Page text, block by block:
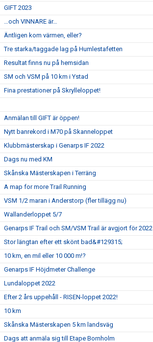
GIFT 2023
…och VINNARE är…
Äntligen kom värmen, eller?
Tre starka/taggade lag på Humlestafetten
Resultat finns nu på hemsidan
SM och VSM på 10 km i Ystad
Fina prestationer på Skrylleloppet!
Anmälan till GIFT är öppen!
Nytt banrekord i M70 på Skanneloppet
Klubbmästerskap i Genarps IF 2022
Dags nu med KM
Skånska Mästerskapen i Terräng
A map for more Trail Running
VSM 1/2 maran i Anderstorp (fler tillägg nu)
Wallanderloppet 5/7
Genarps IF Trail och SM/VSM Trail är avgjort för 2022
Stor längtan efter ett skönt bad&#129315;
10 km, en mil eller 10 000 m!?
Genarps IF Höjdmeter Challenge
Lundaloppet 2022
Efter 2 års uppehåll - RISEN-loppet 2022!
10 km
Skånska Mästerskapen 5 km landsväg
Dags att anmäla sig till Etape Bornholm